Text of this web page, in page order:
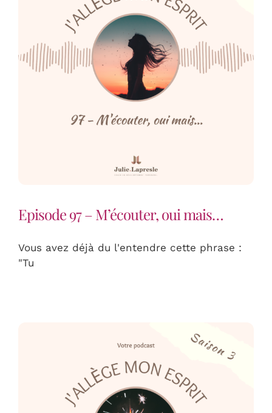
Episode 97 – M’écouter, oui mais…
Vous avez déjà du l'entendre cette phrase :
"Tu